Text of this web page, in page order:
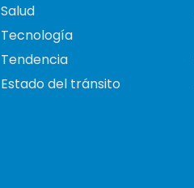
Salud
Tecnología
Tendencia
Estado del tránsito